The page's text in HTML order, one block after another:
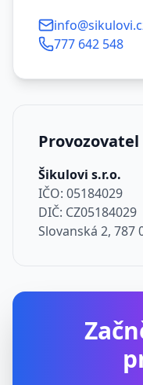
777 642 548
Provozovatel
Šikulovi s.r.o.
IČO: 05184029
DIČ: CZ05184029
Slovanská 2, 787